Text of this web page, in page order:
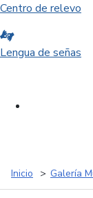
Centro de relevo
Lengua de señas
Inicio Galería